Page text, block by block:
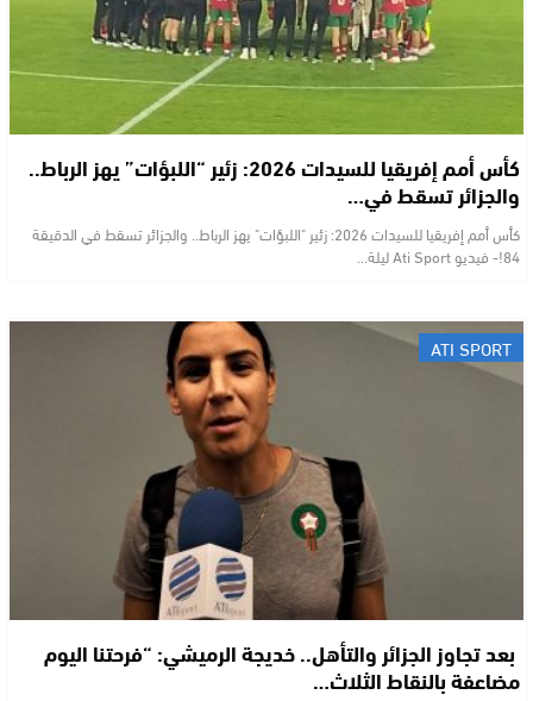
كأس أمم إفريقيا للسيدات 2026: زئير “اللبؤات” يهز الرباط..
والجزائر تسقط في…
كأس أمم إفريقيا للسيدات 2026: زئير "اللبؤات" يهز الرباط.. والجزائر تسقط في الدقيقة
84!- فيديو Ati Sport ​ليلة…
ATI SPORT
​ بعد تجاوز الجزائر والتأهل.. خديجة الرميشي: “فرحتنا اليوم
مضاعفة بالنقاط الثلاث…